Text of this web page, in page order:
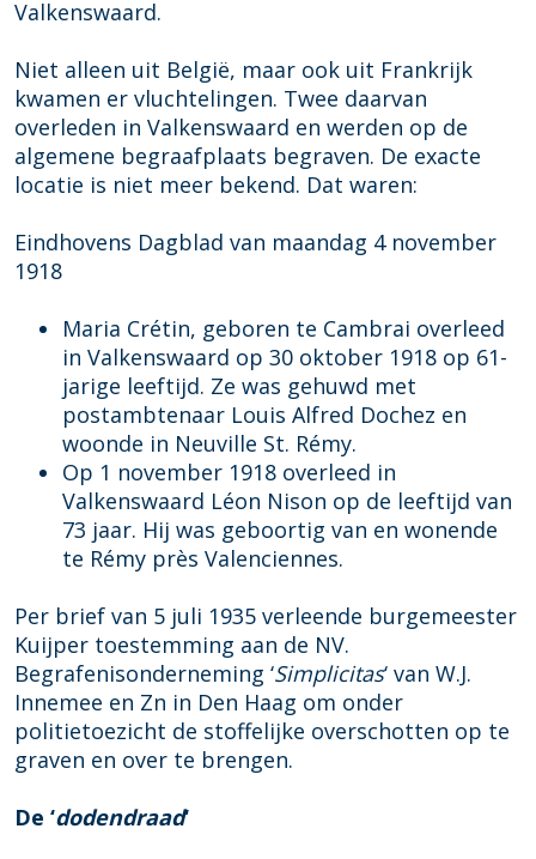
n
R
o
s
h
u
l
o
d
e
n
R
o
h
v
e
l
o
d
e
n
R
o
h
v
e
l
Valkenswaard.
Niet alleen uit België, maar ook uit Frankrijk
kwamen er vluchtelingen. Twee daarvan
overleden in Valkenswaard en werden op de
algemene begraafplaats begraven. De exacte
locatie is niet meer bekend. Dat waren:
Eindhovens Dagblad van maandag 4 november
1918
Maria Crétin, geboren te Cambrai overleed
in Valkenswaard op 30 oktober 1918 op 61-
jarige leeftijd. Ze was gehuwd met
postambtenaar Louis Alfred Dochez en
woonde in Neuville St. Rémy.
Op 1 november 1918 overleed in
Valkenswaard Léon Nison op de leeftijd van
73 jaar. Hij was geboortig van en wonende
te Rémy près Valenciennes.
Per brief van 5 juli 1935 verleende burgemeester
Kuijper toestemming aan de NV.
Begrafenisonderneming ‘Simplicitas‘ van W.J.
Innemee en Zn in Den Haag om onder
politietoezicht de stoffelijke overschotten op te
graven en over te brengen.
De ‘dodendraad‘